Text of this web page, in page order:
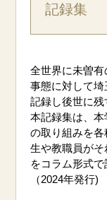
記録集
全世界に未曽
事態に対して
記録し後世に残
本記録集は、
の取り組みを
生や教職員がそ
をコラム形式で
（2024年発行)